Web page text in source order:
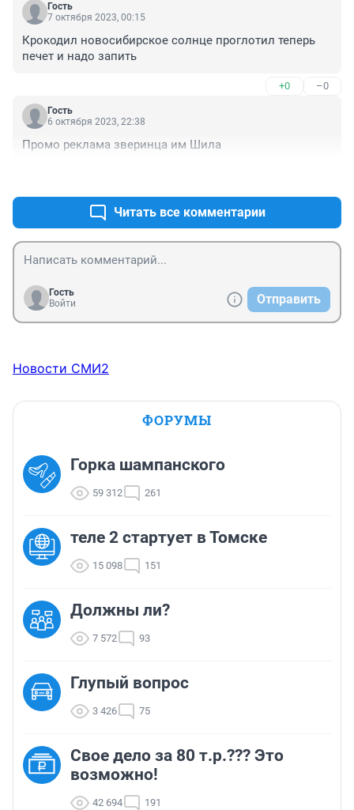
Гость
7 октября 2023, 00:15
Крокодил новосибирское солнце проглотил теперь
печет и надо запить
+0 –0
Гость
6 октября 2023, 22:38
Промо реклама зверинца им Шила
Читать все комментарии
Гость
Войти
Отправить
Новости СМИ2
ФОРУМЫ
Горка шампанского
59 312 261
теле 2 стартует в Томске
15 098 151
Должны ли?
7 572 93
Глупый вопрос
3 426 75
Свое дело за 80 т.р.??? Это
возможно!
42 694 191